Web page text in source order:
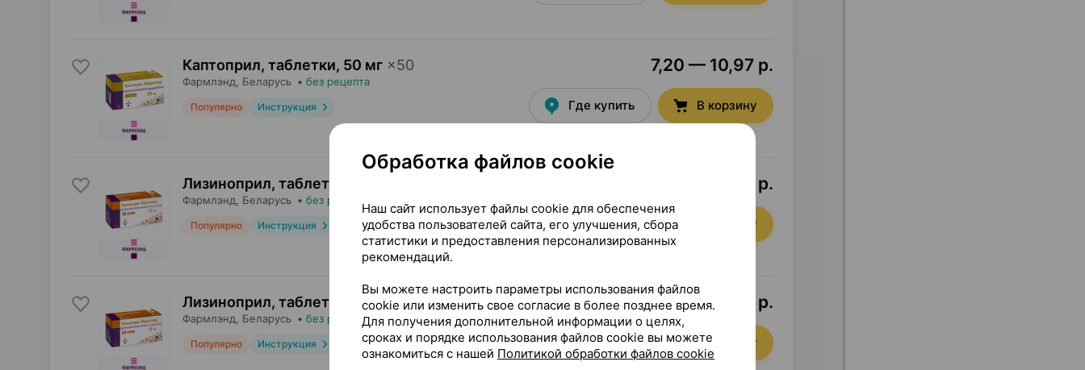
Каптоприл, таблетки, 50 мг ×50
Фармлэнд , Беларусь • без рецепта
Популярно Инструкция
7,20 — 10,97 р.
Где купить В корзину
Лизиноприл, таблетки
Фармлэнд , Беларусь • без рецепта
Популярно Инструкция
0,91 — 4,35 р.
Где купить В корзину
Лизиноприл, таблетки 10 мг×60
Фармлэнд , Беларусь • без рецепта
Популярно Инструкция
6,07 — 8,40 р.
Где купить В корзину
Обработка файлов cookie
Наш сайт использует файлы cookie для обеспечения
удобства пользователей сайта, его улучшения, сбора
статистики и предоставления персонализированных
рекомендаций.
Вы можете настроить параметры использования файлов
cookie или изменить свое согласие в более позднее время.
Для получения дополнительной информации о целях,
сроках и порядке использования файлов cookie вы можете
ознакомиться с нашей Политикой обработки файлов cookie